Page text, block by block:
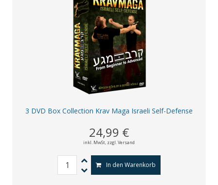
3 DVD Box Collection Krav Maga Israeli Self-Defense
24,99 €
inkl. MwSt, zzgl. Versand
In den Warenkorb